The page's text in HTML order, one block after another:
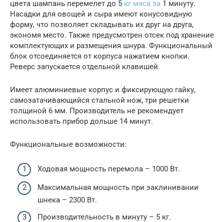
цвета шампань перемелет до 5 кг мяса за 1 минуту.
Насадки для овощей и сыра имеют конусовидную
форму, что позволяет складывать их друг на друга,
экономя место. Также предусмотрен отсек под хранение
комплектующих и размещения шнура. Функциональный
блок отсоединяется от корпуса нажатием кнопки.
Реверс запускается отдельной клавишей.
Имеет алюминиевые корпус и фиксирующую гайку,
самозатачивающийся стальной нож, три решетки
толщиной 6 мм. Производитель не рекомендует
использовать прибор дольше 14 минут.
Функциональные возможности:
Ходовая мощность перемола – 1000 Вт.
Максимальная мощность при заклинивании
шнека – 2300 Вт.
Производительность в минуту – 5 кг.